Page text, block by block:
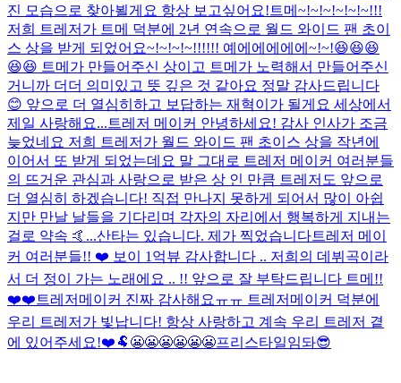
진 모습으로 찾아뵐게요 항상 보고싶어요! 트메~!~!~!~!~!~!!!
저희 트레저가 트메 덕분에 2년 연속으로 월드 와이드 팬 초이
스 상을 받게 되었어요~!~!~!~!!!!!! 예에에에에에~!~!😆😆😆
😆😆 트메가 만들어주신 상이고 트메가 노력해서 만들어주신
거니까 더더 의미있고 뜻 깊은 것 같아요 정말 감사드립니다
😊 앞으로 더 열심히하고 보답하는 재혁이가 될게요 세상에서
제일 사랑해요... 트레저 메이커 안녕하세요! 감사 인사가 조금
늦었네요 저희 트레저가 월드 와이드 팬 초이스 상을 작년에
이어서 또 받게 되었는데요 말 그대로 트레저 메이커 여러분들
의 뜨거운 관심과 사랑으로 받은 상 인 만큼 트레저도 앞으로
더 열심히 하겠습니다! 직접 만나지 못하게 되어서 많이 아쉽
지만 만날 날들을 기다리며 각자의 자리에서 행복하게 지내는
걸로 약속 🤙...산타는 있습니다. 제가 찍었습니다트레저 메이
커 여러분들!! ❤️ 보이 1억뷰 감사합니다 .. 저희의 데뷔곡이라
서 더 정이 가는 노래에요 .. !! 앞으로 잘 부탁드립니다 트메!!
❤️❤️ 트레저메이커 진짜 감사해요ㅠㅠ 트레저메이커 덕분에
우리 트레저가 빛납니다! 항상 사랑하고 계속 우리 트레저 곁
에 있어주세요!❤️ 🐏 😬😬😬😬😬😬프리스타일임돠😎